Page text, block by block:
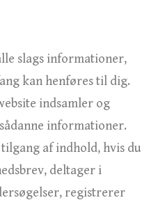
slags informationer,
kan henføres til dig.
indsamler og
informationer.
af indhold, hvis du
deltager i
registrerer